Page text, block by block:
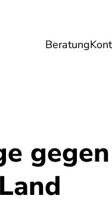
Beratung
Energie
gegen